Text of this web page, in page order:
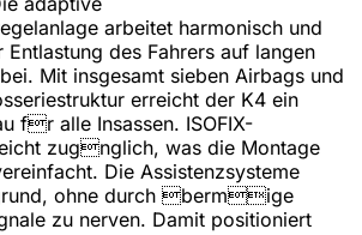
arbeitet harmonisch und
des Fahrers auf langen
Mit insgesamt sieben Airbags und
erreicht der K4 ein
fr alle Insassen. ISOFIX-
zugnglich, was die Montage
Die Assistenzsysteme
ohne durch bermige
zu nerven. Damit positioniert